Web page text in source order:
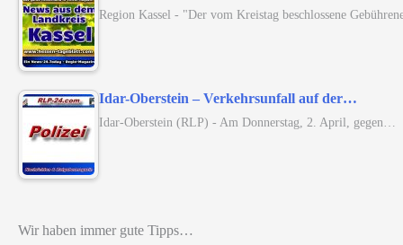
Region Kassel - "Der vom Kreistag beschlossene
Idar-Oberstein – Verkehrsunfall auf der…
Idar-Oberstein (RLP) - Am Donnerstag, 2. April, gegen…
Wir haben immer gute Tipps…